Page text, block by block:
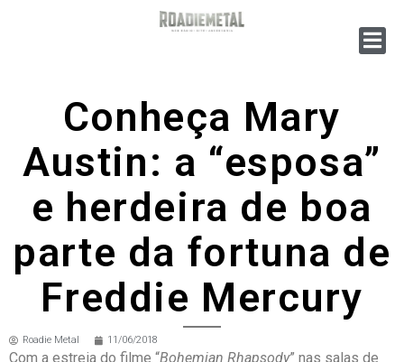
Conheça Mary
Austin: a “esposa”
e herdeira de boa
parte da fortuna de
Freddie Mercury
Roadie Metal 11/06/2018
Com a estreia do filme “Bohemian Rhapsody” nas salas de